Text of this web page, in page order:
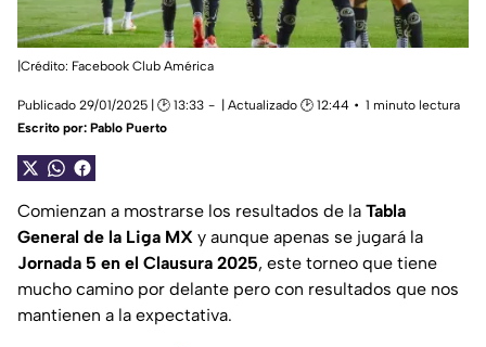
|Crédito: Facebook Club América
Publicado 29/01/2025 | 🕑 13:33 | Actualizado 🕑 12:44
1 minuto lectura
Escrito por: Pablo Puerto
Comienzan a mostrarse los resultados de la Tabla
General de la Liga MX y aunque apenas se jugará la
Jornada 5 en el Clausura 2025, este torneo que tiene
mucho camino por delante pero con resultados que nos
mantienen a la expectativa.